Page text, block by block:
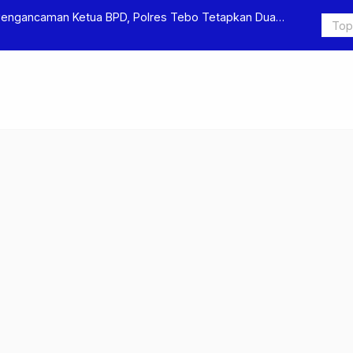
Tebo Ungkap Kasus Pengeroyokan dan Penganiayaan, Dua